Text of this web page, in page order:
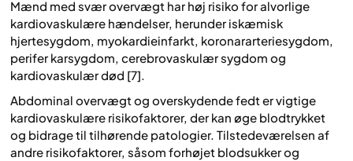
Mænd med svær overvægt har høj risiko for alvorlige
kardiovaskulære hændelser, herunder iskæmisk
hjertesygdom, myokardieinfarkt, koronararteriesygdom,
perifer karsygdom, cerebrovaskulær sygdom og
kardiovaskulær død [7].
Abdominal overvægt og overskydende fedt er vigtige
kardiovaskulære risikofaktorer, der kan øge blodtrykket
og bidrage til tilhørende patologier. Tilstedeværelsen af
andre risikofaktorer, såsom forhøjet blodsukker og